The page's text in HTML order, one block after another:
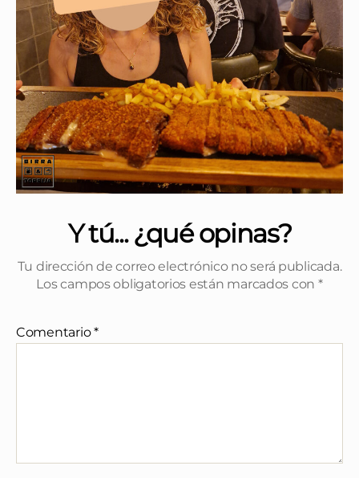
Y tú... ¿qué opinas?
Tu dirección de correo electrónico no será publicada.
Los campos obligatorios están marcados con *
Comentario*